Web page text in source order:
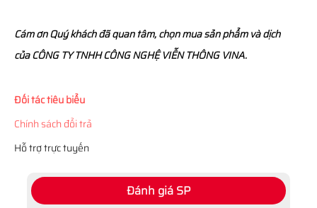
Cám ơn Quý khách đã quan tâm, chọn mua sản phẩm và dịch
của CÔNG TY TNHH CÔNG NGHỆ VIỄN THÔNG VINA.
Đối tác tiêu biểu
Chính sách đổi trả
Hỗ trợ trực tuyến
Đánh giá SP